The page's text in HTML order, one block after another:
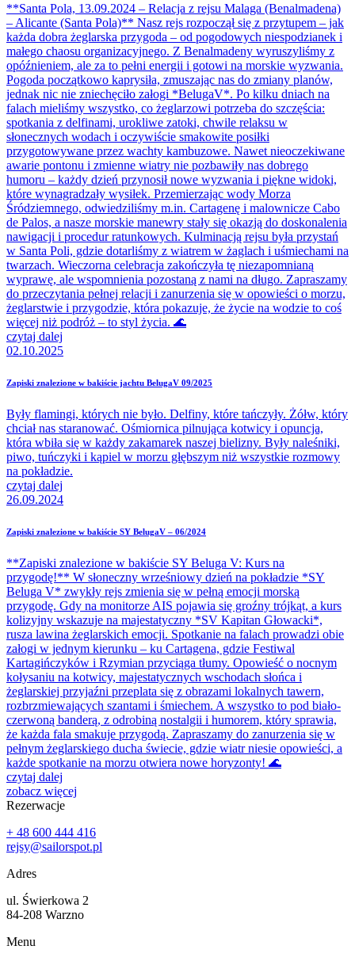
**Santa Pola, 13.09.2024 – Relacja z rejsu Malaga (Benalmadena)
– Alicante (Santa Pola)** Nasz rejs rozpoczął się z przytupem – jak
każda dobra żeglarska przygoda – od pogodowych niespodzianek i
małego chaosu organizacyjnego. Z Benalmadeny wyruszyliśmy z
opóźnieniem, ale za to pełni energii i gotowi na morskie wyzwania.
Pogoda początkowo kaprysiła, zmuszając nas do zmiany planów,
jednak nic nie zniechęciło załogi *BelugaV*. Po kilku dniach na
falach mieliśmy wszystko, co żeglarzowi potrzeba do szczęścia:
spotkania z delfinami, urokliwe zatoki, chwile relaksu w
słonecznych wodach i oczywiście smakowite posiłki
przygotowywane przez wachty kambuzowe. Nawet nieoczekiwane
awarie pontonu i zmienne wiatry nie pozbawiły nas dobrego
humoru – każdy dzień przynosił nowe wyzwania i piękne widoki,
które wynagradzały wysiłek. Przemierzając wody Morza
Śródziemnego, odwiedziliśmy m.in. Cartagenę i malownicze Cabo
de Palos, a nasze morskie manewry stały się okazją do doskonalenia
nawigacji i procedur ratunkowych. Kulminacją rejsu była przystań
w Santa Poli, gdzie dotarliśmy z wiatrem w żaglach i uśmiechami na
twarzach. Wieczorna celebracja zakończyła tę niezapomnianą
wyprawę, ale wspomnienia pozostaną z nami na długo. Zapraszamy
do przeczytania pełnej relacji i zanurzenia się w opowieści o morzu,
żeglarstwie i przygodzie, która pokazuje, że życie na wodzie to coś
więcej niż podróż – to styl życia. 🌊
czytaj dalej
02.10.2025
Zapiski znalezione w bakiście jachtu BelugaV 09/2025
Były flamingi, których nie było. Delfiny, które tańczyły. Żółw, który
chciał nas staranować. Ośmiornica pilnująca kotwicy i opuncja,
która wbiła się w każdy zakamarek naszej bielizny. Były naleśniki,
piwo, tuńczyki i kąpiel w morzu głębszym niż wszystkie rozmowy
na pokładzie.
czytaj dalej
26.09.2024
Zapiski znalezione w bakiście SY BelugaV – 06/2024
**Zapiski znalezione w bakiście SY Beluga V: Kurs na
przygodę!** W słoneczny wrześniowy dzień na pokładzie *SY
Beluga V* zwykły rejs zmienia się w pełną emocji morską
przygodę. Gdy na monitorze AIS pojawia się groźny trójkąt, a kurs
kolizyjny wskazuje na majestatyczny *SV Kapitan Głowacki*,
rusza lawina żeglarskich emocji. Spotkanie na falach prowadzi obie
załogi w jednym kierunku – ku Cartagena, gdzie Festiwal
Kartagińczyków i Rzymian przyciąga tłumy. Opowieść o nocnym
kołysaniu na kotwicy, majestatycznych wschodach słońca i
żeglarskiej przyjaźni przeplata się z obrazami lokalnych tawern,
rozbrzmiewających szantami i śmiechem. A wszystko to pod biało-
czerwoną banderą, z odrobiną nostalgii i humorem, który sprawia,
że każda fala smakuje przygodą. Zapraszamy do zanurzenia się w
pełnym żeglarskiego ducha świecie, gdzie wiatr niesie opowieści, a
każde spotkanie na morzu otwiera nowe horyzonty! 🌊
czytaj dalej
zobacz więcej
Rezerwacje
+ 48 600 444 416‬
rejsy@sailorspot.pl
Adres
ul. Świerkowa 2
84-208 Warzno
Menu